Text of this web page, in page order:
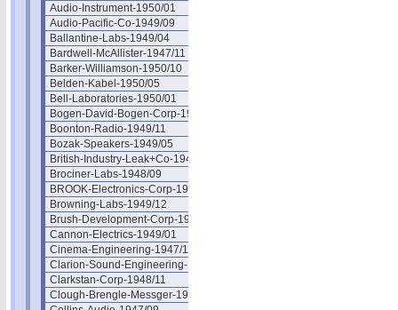
Audio-Instrument-1950/01
Audio-Pacific-Co-1949/09
Ballantine-Labs-1949/04
Bardwell-McAllister-1947/11
Barker-Williamson-1950/10
Belden-Kabel-1950/05
Bell-Laboratories-1950/01
Bogen-David-Bogen-Corp-1948/03
Boonton-Radio-1949/11
Bozak-Speakers-1949/05
British-Industry-Leak+Co-1949/01
Brociner-Labs-1948/09
BROOK-Electronics-Corp-1947/08
Browning-Labs-1949/12
Brush-Development-Corp-1948/01
Cannon-Electrics-1949/01
Cinema-Engineering-1947/11
Clarion-Sound-Engineering-1947/06
Clarkstan-Corp-1948/11
Clough-Brengle-Messger-1949/12